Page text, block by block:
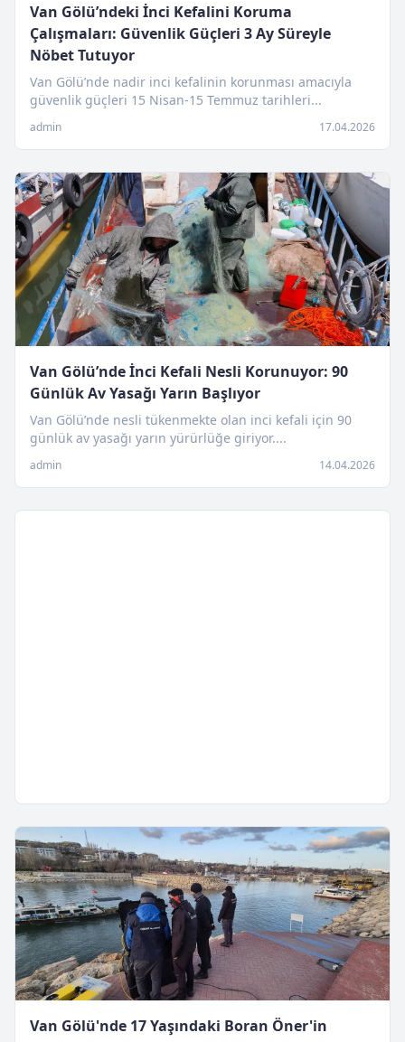
Van Gölü’ndeki İnci Kefalini Koruma
Çalışmaları: Güvenlik Güçleri 3 Ay Süreyle
Nöbet Tutuyor
Van Gölü’nde nadir inci kefalinin korunması amacıyla
güvenlik güçleri 15 Nisan-15 Temmuz tarihleri...
admin 17.04.2026
Van Gölü’nde İnci Kefali Nesli Korunuyor: 90
Günlük Av Yasağı Yarın Başlıyor
Van Gölü’nde nesli tükenmekte olan inci kefali için 90
günlük av yasağı yarın yürürlüğe giriyor....
admin 14.04.2026
Van Gölü'nde 17 Yaşındaki Boran Öner'in